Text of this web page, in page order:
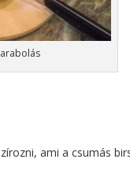
ami a csumás